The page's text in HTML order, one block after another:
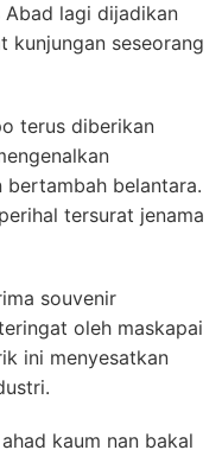
Abad lagi dijadikan
seseorang
terus diberikan
bertambah belantara.
tersurat jenama
souvenir
oleh maskapai
ini menyesatkan
kaum nan bakal